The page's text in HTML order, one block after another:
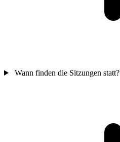
Wann finden die Sitzungen statt?